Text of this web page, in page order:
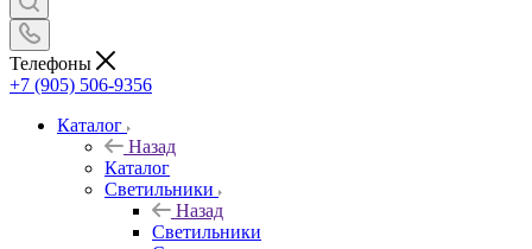
Телефоны
+7 (905) 506-9356
Каталог
Назад
Каталог
Светильники
Назад
Светильники